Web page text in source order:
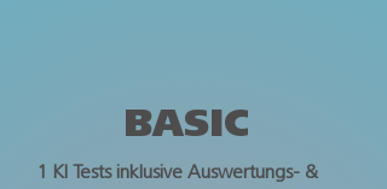
BASIC
1 KI Tests inklusive Auswertungs- &